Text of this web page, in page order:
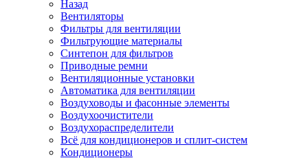
Назад
Вентиляторы
Фильтры для вентиляции
Фильтрующие материалы
Синтепон для фильтров
Приводные ремни
Вентиляционные установки
Автоматика для вентиляции
Воздуховоды и фасонные элементы
Воздухоочистители
Воздухораспределители
Всё для кондиционеров и сплит-систем
Кондиционеры